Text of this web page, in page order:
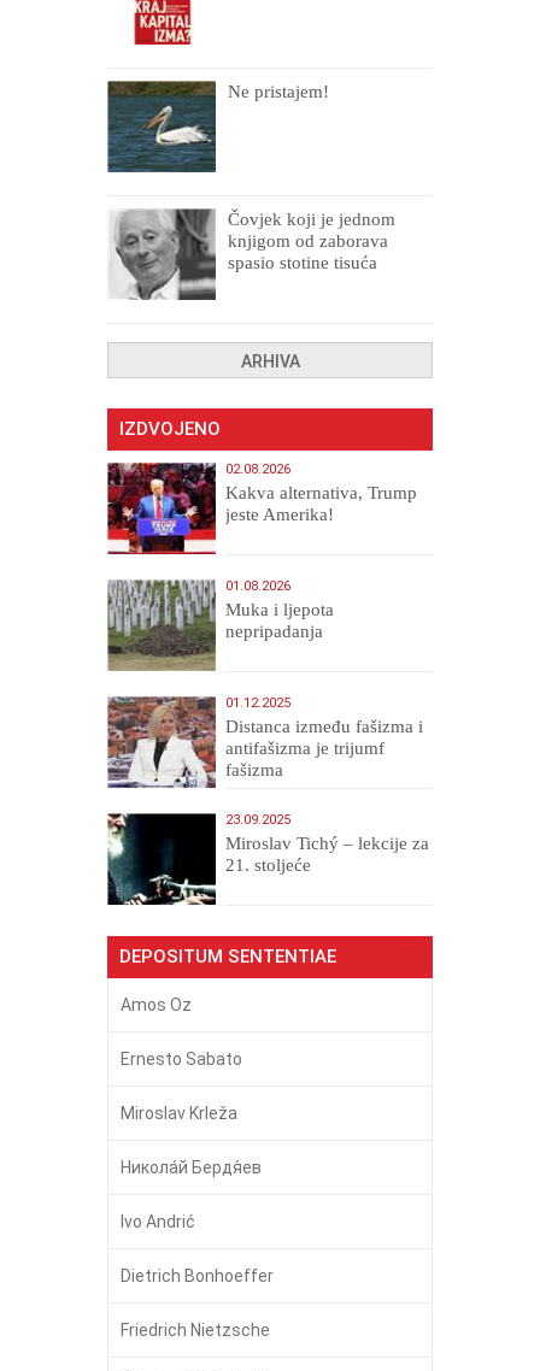
Ne pristajem!
Čovjek koji je jednom
knjigom od zaborava
spasio stotine tisuća
ARHIVA
IZDVOJENO
02.08.2026
Kakva alternativa, Trump
jeste Amerika!
01.08.2026
Muka i ljepota
nepripadanja
01.12.2025
Distanca između fašizma i
antifašizma je trijumf
fašizma
23.09.2025
Miroslav Tichý – lekcije za
21. stoljeće
DEPOSITUM SENTENTIAE
Amos Oz
Ernesto Sabato
Miroslav Krleža
Никола́й Бердя́ев
Ivo Andrić
Dietrich Bonhoeffer
Friedrich Nietzsche